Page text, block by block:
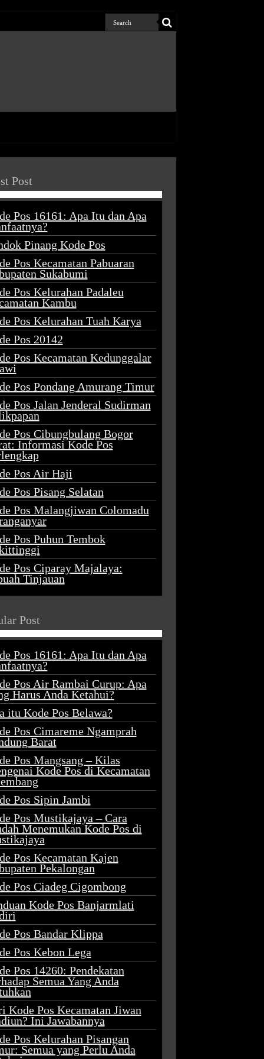
Post
Pos 16161: Apa Itu dan Apa
Pinang Kode Pos
Pos Kecamatan Pabuaran
Sukabumi
Pos Kelurahan Padaleu
Kambu
Pos Kelurahan Tuah Karya
Pos 20142
Pos Kecamatan Kedunggalar
Pos Pondang Amurang Timur
Pos Jalan Jenderal Sudirman
Pos Cibungbulang Bogor
Informasi Kode Pos
Pos Air Haji
Pos Pisang Selatan
Pos Malangjiwan Colomadu
Pos Puhun Tembok
Pos Ciparay Majalaya:
Tinjauan
Post
Pos 16161: Apa Itu dan Apa
Pos Air Rambai Curup: Apa
Harus Anda Ketahui?
itu Kode Pos Belawa?
Pos Cimareme Ngamprah
Barat
Pos Mangsang – Kilas
Kode Pos di Kecamatan
Pos Sipin Jambi
Pos Mustikajaya – Cara
Menemukan Kode Pos di
Pos Kecamatan Kajen
Pekalongan
Pos Ciadeg Cigombong
Kode Pos Banjarmlati
Pos Bandar Klippa
Pos Kebon Lega
Pos 14260: Pendekatan
Semua Yang Anda
Kode Pos Kecamatan Jiwan
Ini Jawabannya
Pos Kelurahan Pisangan
Semua yang Perlu Anda